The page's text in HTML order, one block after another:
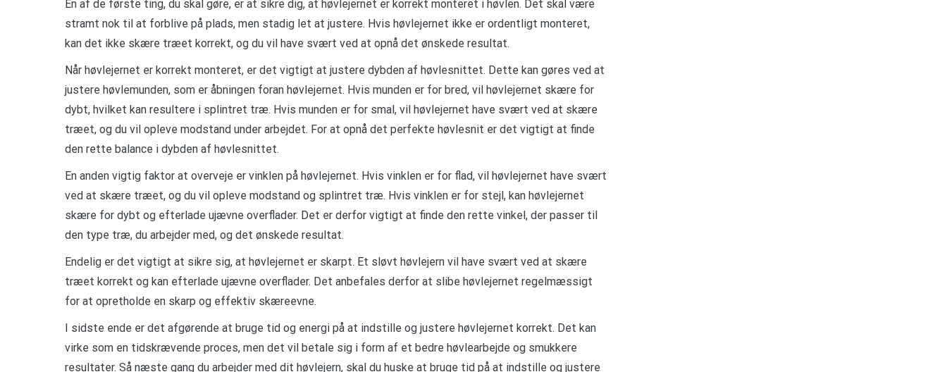
En af de første ting, du skal gøre, er at sikre dig, at høvlejernet er korrekt monteret i høvlen. Det skal være
stramt nok til at forblive på plads, men stadig let at justere. Hvis høvlejernet ikke er ordentligt monteret,
kan det ikke skære træet korrekt, og du vil have svært ved at opnå det ønskede resultat.
Når høvlejernet er korrekt monteret, er det vigtigt at justere dybden af høvlesnittet. Dette kan gøres ved at
justere høvlemunden, som er åbningen foran høvlejernet. Hvis munden er for bred, vil høvlejernet skære for
dybt, hvilket kan resultere i splintret træ. Hvis munden er for smal, vil høvlejernet have svært ved at skære
træet, og du vil opleve modstand under arbejdet. For at opnå det perfekte høvlesnit er det vigtigt at finde
den rette balance i dybden af høvlesnittet.
En anden vigtig faktor at overveje er vinklen på høvlejernet. Hvis vinklen er for flad, vil høvlejernet have svært
ved at skære træet, og du vil opleve modstand og splintret træ. Hvis vinklen er for stejl, kan høvlejernet
skære for dybt og efterlade ujævne overflader. Det er derfor vigtigt at finde den rette vinkel, der passer til
den type træ, du arbejder med, og det ønskede resultat.
Endelig er det vigtigt at sikre sig, at høvlejernet er skarpt. Et sløvt høvlejern vil have svært ved at skære
træet korrekt og kan efterlade ujævne overflader. Det anbefales derfor at slibe høvlejernet regelmæssigt
for at opretholde en skarp og effektiv skæreevne.
I sidste ende er det afgørende at bruge tid og energi på at indstille og justere høvlejernet korrekt. Det kan
virke som en tidskrævende proces, men det vil betale sig i form af et bedre høvlearbejde og smukkere
resultater. Så næste gang du arbejder med dit høvlejern, skal du huske at bruge tid på at indstille og justere